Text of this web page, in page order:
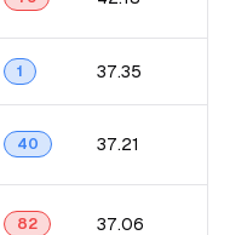
1 37.35
40 37.21
82 37.06